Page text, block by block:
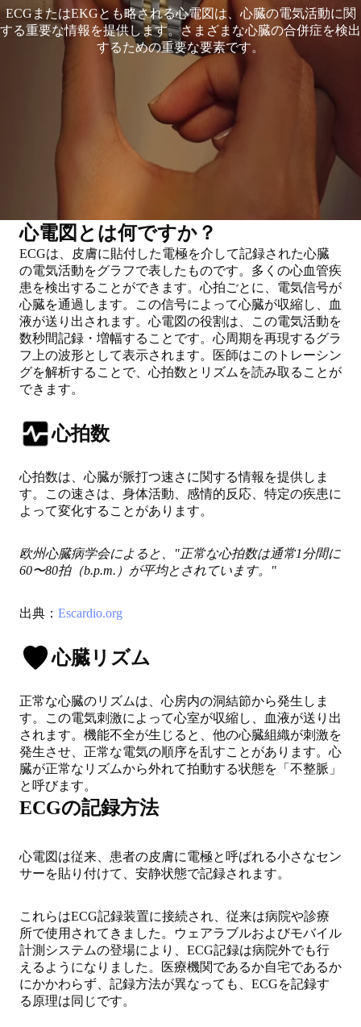
ECGまたはEKGとも略される心電図は、心臓の電気活動に関
する重要な情報を提供します。さまざまな心臓の合併症を検出
するための重要な要素です。
心電図とは何ですか？
ECGは、皮膚に貼付した電極を介して記録された心臓
の電気活動をグラフで表したものです。多くの心血管疾
患を検出することができます。 心拍ごとに、電気信号が
心臓を通過します。この信号によって心臓が収縮し、血
液が送り出されます。 心電図の役割は、この電気活動を
数秒間記録・増幅することです。心周期を再現するグラ
フ上の波形として表示されます。医師はこのトレーシン
グを解析することで、心拍数とリズムを読み取ることが
できます。
心拍数
心拍数は、心臓が脈打つ速さに関する情報を提供しま
す。この速さは、身体活動、感情的反応、特定の疾患に
よって変化することがあります。
欧州心臓病学会によると、"正常な心拍数は通常1分間に
60〜80拍（b.p.m.）が平均とされています。"
出典： Escardio.org
心臓リズム
正常な心臓のリズムは、心房内の洞結節から発生しま
す。
この電気刺激によって心室が収縮し、血液が送り出
されます。機能不全が生じると、他の心臓組織が刺激を
発生させ、正常な電気の順序を乱すことがあります。心
臓が正常なリズムから外れて拍動する状態を「不整脈」
と呼びます。
ECGの記録方法
心電図は従来、患者の皮膚に電極と呼ばれる小さなセン
サーを貼り付けて、安静状態で記録されます。
これらはECG記録装置に接続され、従来は病院や診療
所で使用されてきました。ウェアラブルおよびモバイル
計測システムの登場により、ECG記録は病院外でも行
えるようになりました。医療機関であるか自宅であるか
にかかわらず、記録方法が異なっても、ECGを記録す
る原理は同じです。